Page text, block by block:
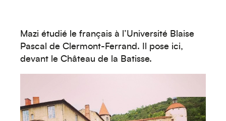
Mazi étudié le français à l’Université Blaise
Pascal de Clermont-Ferrand. Il pose ici,
devant le Château de la Batisse.